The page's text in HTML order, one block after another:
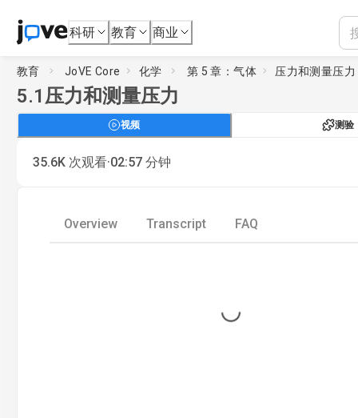
科研 教育 商业
教育 JoVE Core 化学 第 5 章：气体 压力和测量压力
5.1 压力和测量压力
视频 测验
35.6K 次观看·02:57 分钟
Overview Transcript FAQ
Loading...